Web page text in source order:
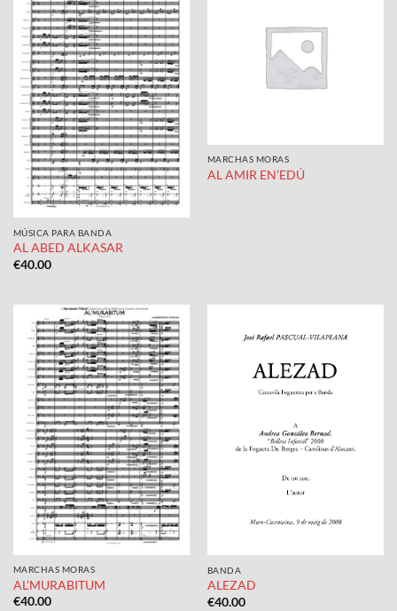
MÚSICA PARA BANDA
AL ABED ALKASAR
€40.00
MARCHAS MORAS
AL AMIR EN’EDÚ
MARCHAS MORAS
AL’MURABITUM
€40.00
BANDA
ALEZAD
€40.00